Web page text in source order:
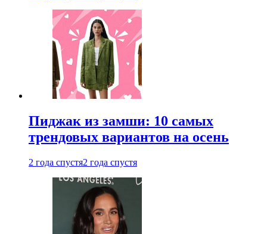
Пиджак из замши: 10 самых
трендовых вариантов на осень
2 года спустя2 года спустя